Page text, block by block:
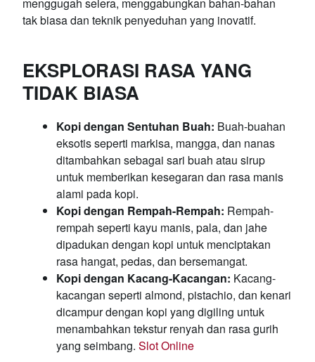
tak biasa dan teknik penyeduhan yang inovatif.
EKSPLORASI RASA YANG
TIDAK BIASA
Kopi dengan Sentuhan Buah: Buah-buahan
eksotis seperti markisa, mangga, dan nanas
ditambahkan sebagai sari buah atau sirup
untuk memberikan kesegaran dan rasa manis
alami pada kopi.
Kopi dengan Rempah-Rempah: Rempah-
rempah seperti kayu manis, pala, dan jahe
dipadukan dengan kopi untuk menciptakan
rasa hangat, pedas, dan bersemangat.
Kopi dengan Kacang-Kacangan: Kacang-
kacangan seperti almond, pistachio, dan kenari
dicampur dengan kopi yang digiling untuk
menambahkan tekstur renyah dan rasa gurih
yang seimbang. Slot Online